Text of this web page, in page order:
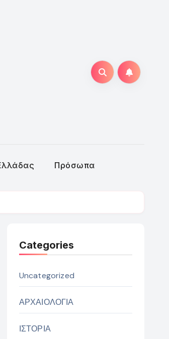
Πρόσωπα
Categories
Uncategorized
ΑΡΧΑΙΟΛΟΓΙΑ
ΙΣΤΟΡΙΑ